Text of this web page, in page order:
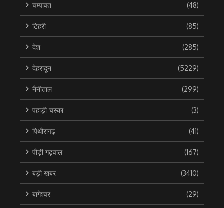
चम्पावत (48)
टिहरी (85)
देश (285)
देहरादून (5229)
नैनीताल (299)
पहाड़ी चस्का (3)
पिथौरागढ़ (41)
पौड़ी गढ़वाल (167)
बड़ी खबर (3410)
बागेश्वर (29)